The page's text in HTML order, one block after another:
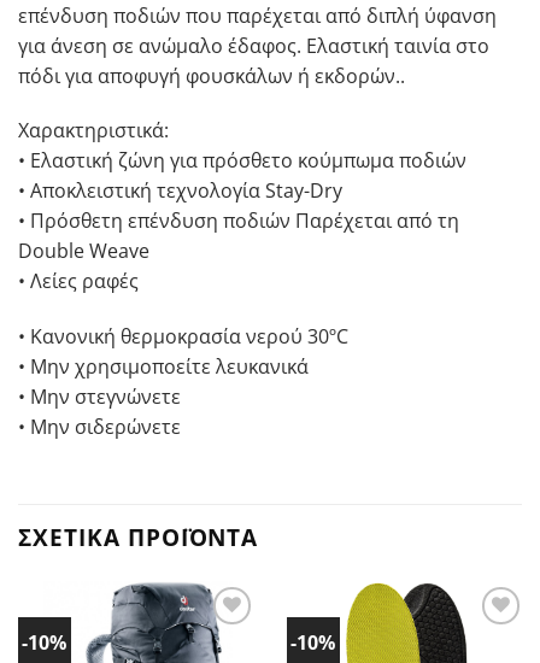
επένδυση ποδιών που παρέχεται από διπλή ύφανση
για άνεση σε ανώμαλο έδαφος. Ελαστική ταινία στο
πόδι για αποφυγή φουσκάλων ή εκδορών..
Χαρακτηριστικά:
• Ελαστική ζώνη για πρόσθετο κούμπωμα ποδιών
• Αποκλειστική τεχνολογία Stay-Dry
• Πρόσθετη επένδυση ποδιών Παρέχεται από τη
Double Weave
• Λείες ραφές
• Κανονική θερμοκρασία νερού 30ºC
• Μην χρησιμοποείτε λευκανικά
• Μην στεγνώνετε
• Μην σιδερώνετε
ΣΧΕΤΙΚΆ ΠΡΟΪΌΝΤΑ
-10%
Προσθήκη
στα
-10%
Προσθήκη
στα